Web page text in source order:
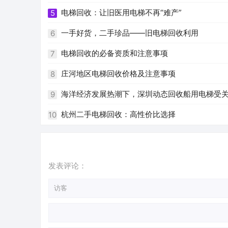
5 电梯回收：让旧医用电梯不再“难产”
6 一手好货，二手珍品——旧电梯回收利用
7 电梯回收的必备资质和注意事项
8 庄河地区电梯回收价格及注意事项
9 海洋经济发展热潮下，深圳动态回收船用电梯受
10 杭州二手电梯回收：高性价比选择
发表评论：